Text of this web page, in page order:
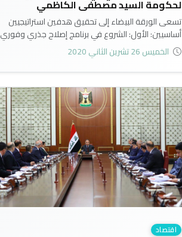
لحكومة السيد مصطفى الكاظمي
تسعى الورقة البيضاء إلى تحقيق هدفين استراتيجيين
أساسيين: الأول: الشروع في برنامج إصلاح جذري وفوري
لوقف نزيف وعجز الموازنة لتوفير المساحة المالية
والزمنية الكفاية لتنفيذ الإصلاح على المدى المتوسط.
الثاني: وضع الاقتصاد والموازنة على مسار مستدام،
يمثل المسار المشترك لخيارات المستقبل. وبهذا
تستهدف الورقة البيضاء وصف العلاجات الضرورية
العاجلة لتطبيقها فوراً وعلى المدى المتوسط (3-5
سنوات)..
الخميس 26 تشرين الثاني 2020
اقتصاد